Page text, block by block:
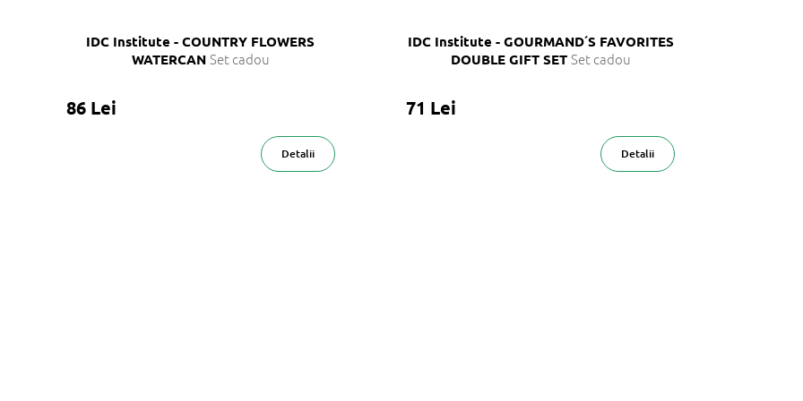
IDC Institute - COUNTRY FLOWERS
WATERCAN Set cadou
86 Lei
Detalii
IDC Institute - GOURMAND´S FAVORITES
DOUBLE GIFT SET Set cadou
71 Lei
Detalii